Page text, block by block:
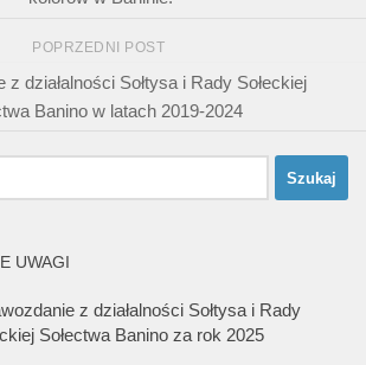
POPRZEDNI POST
z działalności Sołtysa i Rady Sołeckiej
Banino w latach 2019-2024
UWAGI
z działalności Sołtysa i Rady
Sołectwa Banino za rok 2025